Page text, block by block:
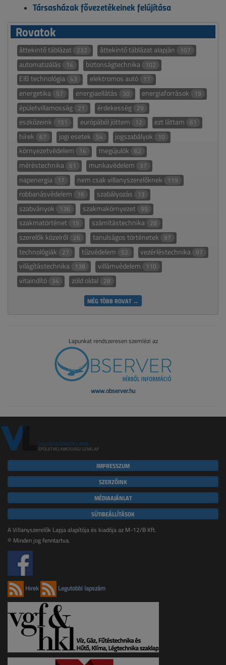
Társasházak fővezetékeinek felújítása
Rovatok
áttekintő táblázat 232 áttekintő táblázat alapján 107
automatizálás 14 biztonságtechnika 102
EIB technológia 43 elektromos autó 17
energetika 57 energiaellátás 30 energiaforrások 19
épületvillamosság 21 érdekesség 29
eszközeink 151 európából jöttem 12 ezt láttam 61
hírek 67 jogi esetek 54 jogszabályok 10
környezetvédelem 14 megújulók 62
méréstechnika 61 munkavédelem 37
napenergia 17 nem csak villanyszerelőknek 119
robbanásvédelem 16 szabályozás 13
szabványok 136 szakmakörnyezet 99
szakmatörténet 15 számítástechnika 28
szerelők közelről 26 tanulságos történetek 97
technológiák 27 tűzvédelem 52 vezérléstechnika 97
világítástechnika 138 villámvédelem 110
vitaindító 34 zöld oldal 28
MÉG TÖBB ROVAT →
Lapunkat rendszeresen szemlézi az
www.observer.hu
IMPRESSZUM
SZERZŐINK
MÉDIAAJÁNLAT
SÜTIBEÁLLÍTÁSOK
A Villanyszerelők Lapja alapítója és kiadója az M-12/B Kft.
© Minden jog fenntartva.
Hírek Legutóbbi lapszám